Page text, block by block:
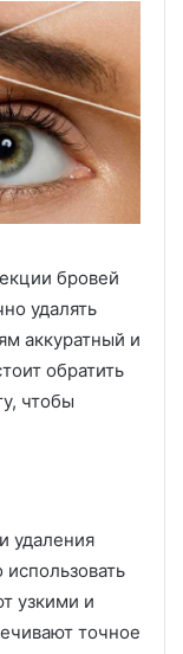
бровей
удалять
аккуратный и
обратить
чтобы
удаления
узкими и
точное